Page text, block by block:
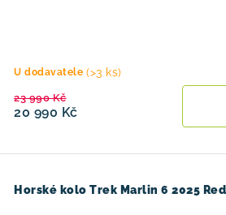
U dodavatele (>3 ks)
20 990 Kč
23 990 Kč
Horské kolo Trek Marlin 6 2025